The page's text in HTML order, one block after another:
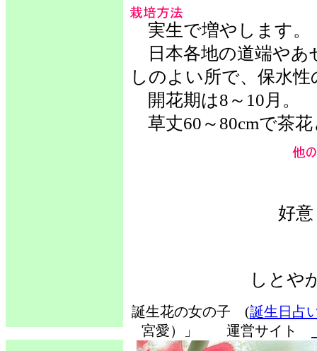
実生で増やします。
日本各地の道端やあ
しのよい所で、保水
開花期は8～10月。
草丈60～80cmで茶
好
しとや
誕生花の女の子 (誕生日占
宮愛）」 運営サイト